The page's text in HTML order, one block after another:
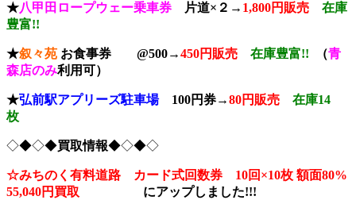
★八甲田ロープウェー乗車券 片道×２→ 1,800円販売 在庫
豊富!!
★叙々苑 お食事券 @500→450円販売 在庫豊富!! （青
森店のみ利用可）
★弘前駅アプリーズ駐車場 100円券→80円販売
在庫14
枚
◇◆◇◆買取情報◆◇◆◇
☆みちのく有料道路 カード式回数券 10回×10枚 額面80%
55,040円買取 にアップしました!!!